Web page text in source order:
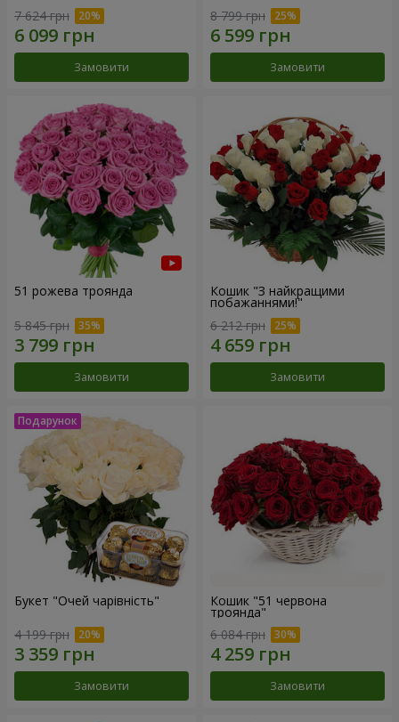
7 624 грн
Замовити
8 799 грн
Замовити
51 рожева троянда
5 845 грн
Замовити
Кошик "З найкращими
побажаннями!"
6 212 грн
Замовити
Букет "Очей чарівність"
4 199 грн
Замовити
Кошик "51 червона
троянда"
6 084 грн
Замовити